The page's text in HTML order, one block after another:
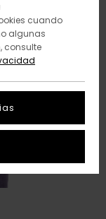
cuando
algunas
consulte